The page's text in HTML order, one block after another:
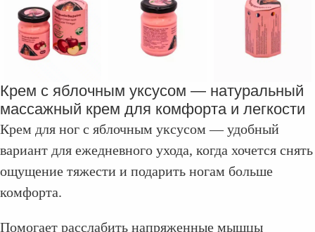
Крем с яблочным уксусом — натуральный
массажный крем для комфорта и легкости
Крем для ног с яблочным уксусом — удобный
вариант для ежедневного ухода, когда хочется снять
ощущение тяжести и подарить ногам больше
комфорта.
Помогает расслабить напряженные мышцы